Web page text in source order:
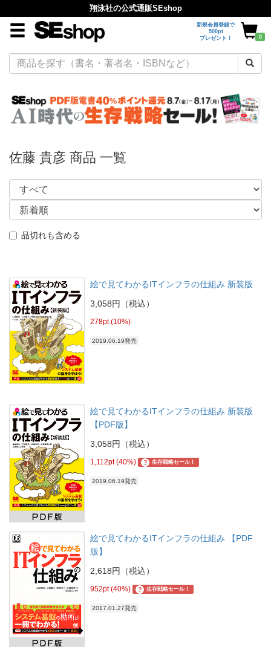
翔泳社の公式通販SEshop
新規会員登録で
500pt
プレゼント！
0
佐藤 貴彦 商品 一覧
品切れも含める
絵で見てわかるITインフラの仕組み 新装版
3,058円（税込）
278pt (10%)
2019.06.19発売
絵で見てわかるITインフラの仕組み 新装版
【PDF版】
3,058円（税込）
1,112pt (40%) ? 生存戦略セール！
2019.06.19発売
絵で見てわかるITインフラの仕組み 【PDF
版】
2,618円（税込）
952pt (40%) ? 生存戦略セール！
2017.01.27発売